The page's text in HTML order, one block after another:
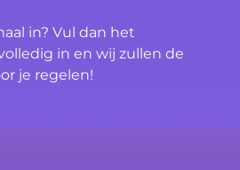
in? Vul dan het
in en wij zullen de
je regelen!